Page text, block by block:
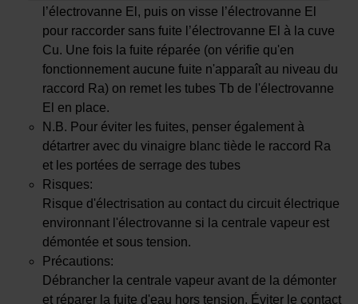
l’électrovanne El, puis on visse l’électrovanne El
pour raccorder sans fuite l’électrovanne El à la cuve
Cu. Une fois la fuite réparée (on vérifie qu'en
fonctionnement aucune fuite n'apparaît au niveau du
raccord Ra) on remet les tubes Tb de l'électrovanne
El en place.
N.B. Pour éviter les fuites, penser également à
détartrer avec du vinaigre blanc tiède le raccord Ra
et les portées de serrage des tubes
Risques:
Risque d'électrisation au contact du circuit électrique
environnant l'électrovanne si la centrale vapeur est
démontée et sous tension.
Précautions:
Débrancher la centrale vapeur avant de la démonter
et réparer la fuite d'eau hors tension. Éviter le contact